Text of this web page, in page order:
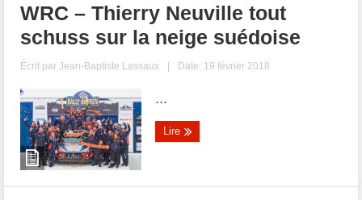
WRC – Thierry Neuville tout
schuss sur la neige suédoise
Écrit parJean-Baptiste Lassaux | Date: 19 février 2018
...
Lire